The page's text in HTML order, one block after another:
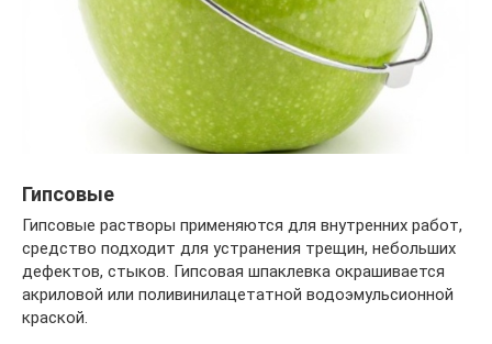
Гипсовые
Гипсовые растворы применяются для внутренних работ,
средство подходит для устранения трещин, небольших
дефектов, стыков. Гипсовая шпаклевка окрашивается
акриловой или поливинилацетатной водоэмульсионной
краской.